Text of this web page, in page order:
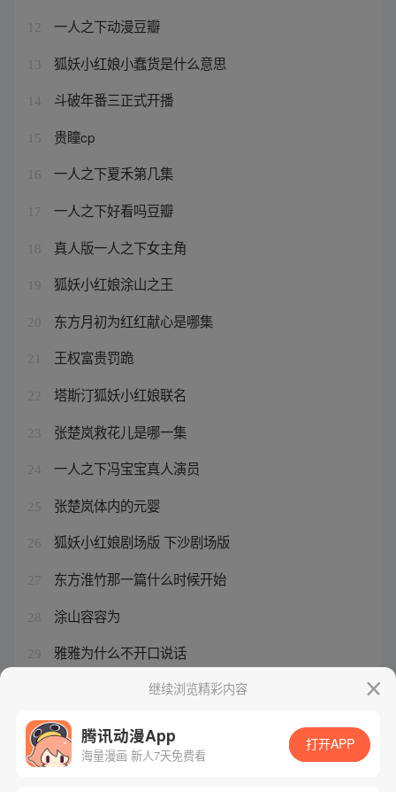
12 一人之下动漫豆瓣
13 狐妖小红娘小蠢货是什么意思
14 斗破年番三正式开播
15 贵瞳cp
16 一人之下夏禾第几集
17 一人之下好看吗豆瓣
18 真人版一人之下女主角
19 狐妖小红娘涂山之王
20 东方月初为红红献心是哪集
21 王权富贵罚跪
22 塔斯汀狐妖小红娘联名
23 张楚岚救花儿是哪一集
24 一人之下冯宝宝真人演员
25 张楚岚体内的元婴
26 狐妖小红娘剧场版 下沙剧场版
27 东方淮竹那一篇什么时候开始
28 涂山容容为
29 雅雅为什么不开口说话
一人之下番外篇结局怎么样
继续浏览精彩内容
腾讯动漫App
海量漫画 新人7天免费看
打开APP